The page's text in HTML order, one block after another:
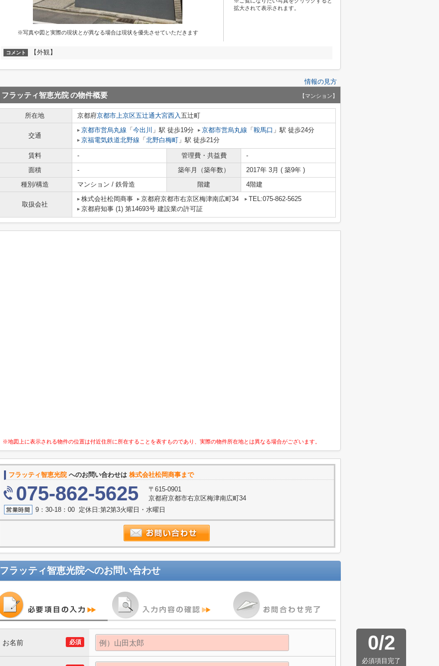
※写真や図と実際の現状とが異なる場合は現状を優先させていただきます
拡大されて表示されます。
コメント 【外観】
情報の見方
フラッティ智恵光院の物件概要 【マンション】
所在地 京都府京都市上京区五辻通大宮西入五辻町
交通
京都市営烏丸線 「 今出川 」駅 徒歩19分 京都市営烏丸線 「 鞍馬口 」駅 徒歩24分
京福電気鉄道北野線 「 北野白梅町 」駅 徒歩21分
賃料 - 管理費・共益費
-
面積
- 築年月（築年数）
2017年 3月 ( 築9年 )
種別/構造
マンション / 鉄骨造 階建 4階建
取扱会社
株式会社松岡商事 京都府京都市右京区梅津南広町34
TEL:075-862-5625
京都府知事 (1) 第14693号 建設業の許可証
※地図上に表示される物件の位置は付近住所に所在することを表すものであり、実際の物件所在地とは異なる場合がございます。
フラッティ智恵光院 へのお問い合わせは 株式会社松岡商事まで
075-862-5625
〒615-0901
京都府京都市右京区梅津南広町34
9：30-18：00 定休日:第2第3火曜日・水曜日
フラッティ智恵光院へのお問い合わせ
0/2
必須項目完了
必須
お名前